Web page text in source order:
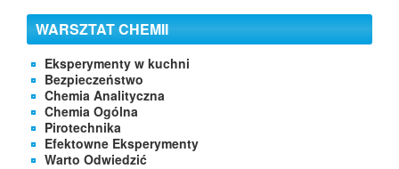
WARSZTAT CHEMII
Eksperymenty w kuchni
Bezpieczeństwo
Chemia Analityczna
Chemia Ogólna
Pirotechnika
Efektowne Eksperymenty
Warto Odwiedzić